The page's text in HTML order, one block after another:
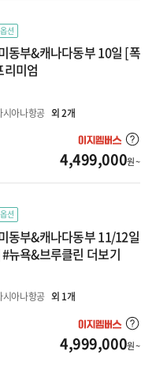
션
동부&캐나다동부 10일 [폭
미엄
시아나항공 외 2개
4,499,000원 ~
션
동부&캐나다동부 11/12일
뉴욕&브루클린 더보기
시아나항공 외 1개
4,999,000원 ~